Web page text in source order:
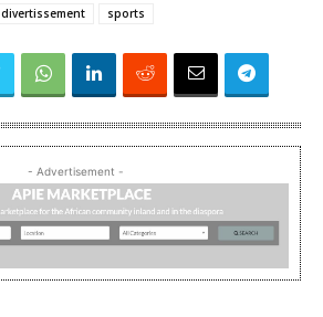
divertissement sports
- Advertisement -